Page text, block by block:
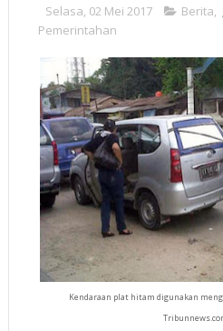
Selasa, 02 Mei 2017 Berita,
Pemerintahan
Kendaraan plat hitam digunakan